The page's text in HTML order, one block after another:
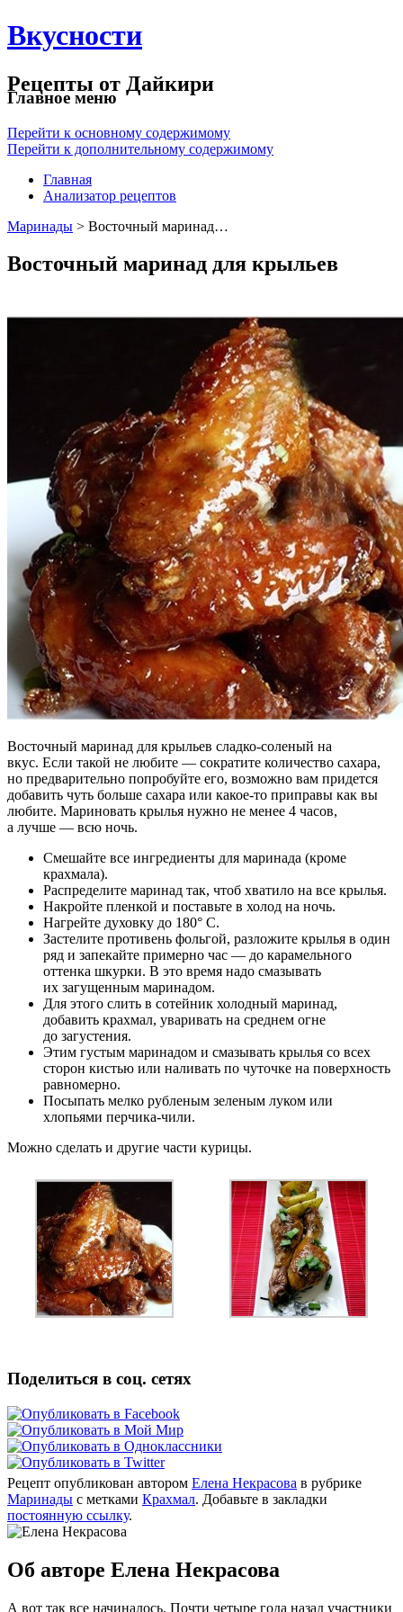
Вкусности
Рецепты от Дайкири
Главное меню
Перейти к основному содержимому
Перейти к дополнительному содержимому
Главная
Анализатор рецептов
Маринады > Восточный маринад…
Восточный маринад для крыльев
Восточный маринад для крыльев сладко-соленый на
вкус. Если такой не любите — сократите количество сахара,
но предварительно попробуйте его, возможно вам придется
добавить чуть больше сахара или какое-то приправы как вы
любите. Мариновать крылья нужно не менее 4 часов,
а лучше — всю ночь.
Смешайте все ингредиенты для маринада (кроме
крахмала).
Распределите маринад так, чтоб хватило на все крылья.
Накройте пленкой и поставьте в холод на ночь.
Нагрейте духовку до 180° С.
Застелите противень фольгой, разложите крылья в один
ряд и запекайте примерно час — до карамельного
оттенка шкурки. В это время надо смазывать
их загущенным маринадом.
Для этого слить в сотейник холодный маринад,
добавить крахмал, уваривать на среднем огне
до загустения.
Этим густым маринадом и смазывать крылья со всех
сторон кистью или наливать по чуточке на поверхность
равномерно.
Посыпать мелко рубленым зеленым луком или
хлопьями перчика-чили.
Можно сделать и другие части курицы.
Поделиться в соц. сетях
Рецепт опубликован автором Елена Некрасова в рубрике
Маринады с метками Крахмал. Добавьте в закладки
постоянную ссылку.
Об авторе Елена Некрасова
А вот так все начиналось. Почти четыре года назад участники